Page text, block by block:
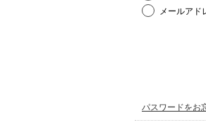
メールアド
パスワードをお